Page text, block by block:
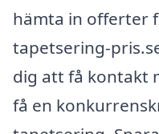
hämta in offerter
tapetsering-
dig att få kontakt
få en